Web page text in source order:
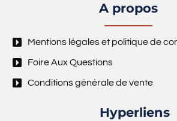
A propos
Mentions légales et politique de
Foire Aux Questions
Conditions générale de vente
Hyperliens